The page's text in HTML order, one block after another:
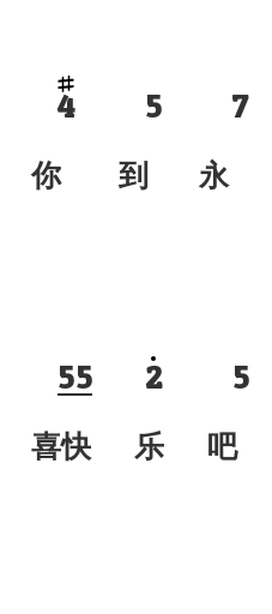
4 5 7
你 到 永
55 2 5
喜快 乐 吧